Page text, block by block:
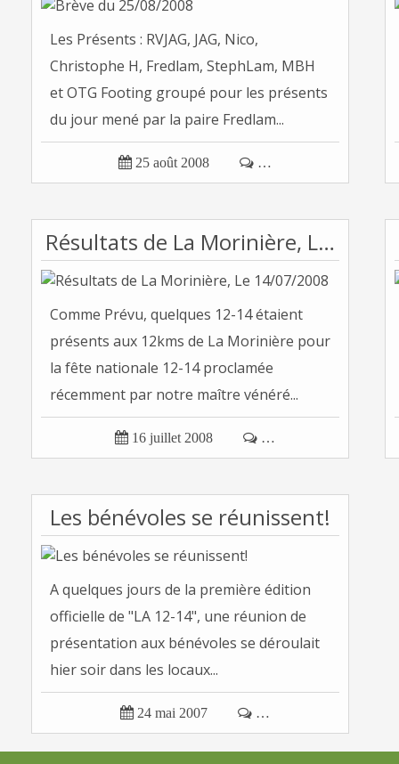
Les Présents : RVJAG, JAG, Nico,
Christophe H, Fredlam, StephLam, MBH
et OTG Footing groupé pour les présents
du jour mené par la paire Fredlam...
 25 août 2008  …
Résultats de La Morinière, Le 14/07/2008
Comme Prévu, quelques 12-14 étaient
présents aux 12kms de La Morinière pour
la fête nationale 12-14 proclamée
récemment par notre maître vénéré...
 16 juillet 2008  …
Les bénévoles se réunissent!
A quelques jours de la première édition
officielle de "LA 12-14", une réunion de
présentation aux bénévoles se déroulait
hier soir dans les locaux...
 24 mai 2007  …